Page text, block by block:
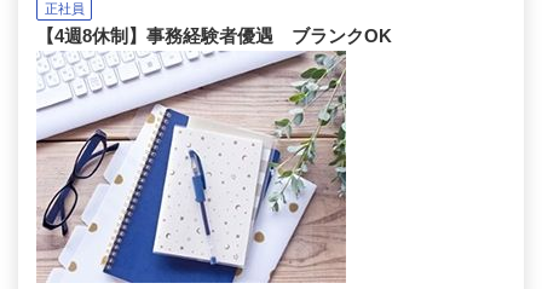
正社員
【4週8休制】事務経験者優遇 ブランクOK